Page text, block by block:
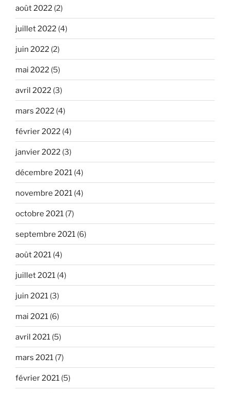
août 2022 (2)
juillet 2022 (4)
juin 2022 (2)
mai 2022 (5)
avril 2022 (3)
mars 2022 (4)
février 2022 (4)
janvier 2022 (3)
décembre 2021 (4)
novembre 2021 (4)
octobre 2021 (7)
septembre 2021 (6)
août 2021 (4)
juillet 2021 (4)
juin 2021 (3)
mai 2021 (6)
avril 2021 (5)
mars 2021 (7)
février 2021 (5)